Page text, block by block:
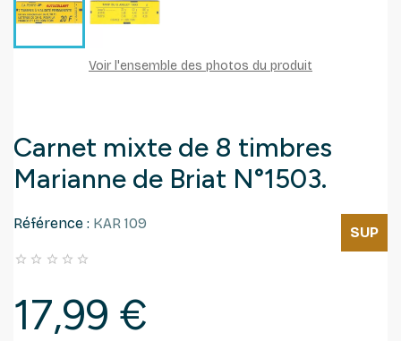
Voir l'ensemble des photos du produit
Carnet mixte de 8 timbres
Marianne de Briat N°1503.
Référence : KAR 109
SUP
    
17,99 €